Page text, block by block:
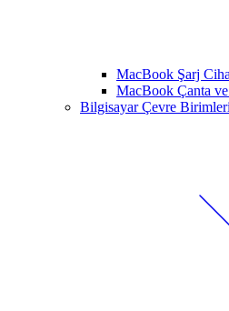
MacBook Şarj
MacBook Çanta ve
Bilgisayar Çevre Birimleri